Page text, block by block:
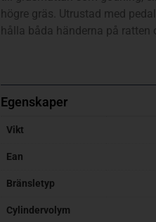
högre gräs. Utrustad med
hålla båda händerna på ratten
Egenskaper
Vikt
Ean
Bränsletyp
Cylindervolym